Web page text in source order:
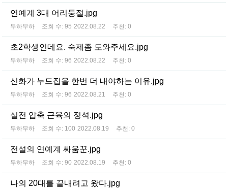
연예계 3대 어리둥절.jpg
무하무하 조회 수: 95 2022.08.22 추천: 0
초2학생인데요. 숙제좀 도와주세요.jpg
무하무하 조회 수: 96 2022.08.22 추천: 0
신화가 누드집을 한번 더 내야하는 이유.jpg
무하무하 조회 수: 96 2022.08.21 추천: 0
실전 압축 근육의 정석.jpg
무하무하 조회 수: 100 2022.08.19 추천: 0
전설의 연예계 싸움꾼.jpg
무하무하 조회 수: 90 2022.08.19 추천: 0
나의 20대를 끝내려고 왔다.jpg